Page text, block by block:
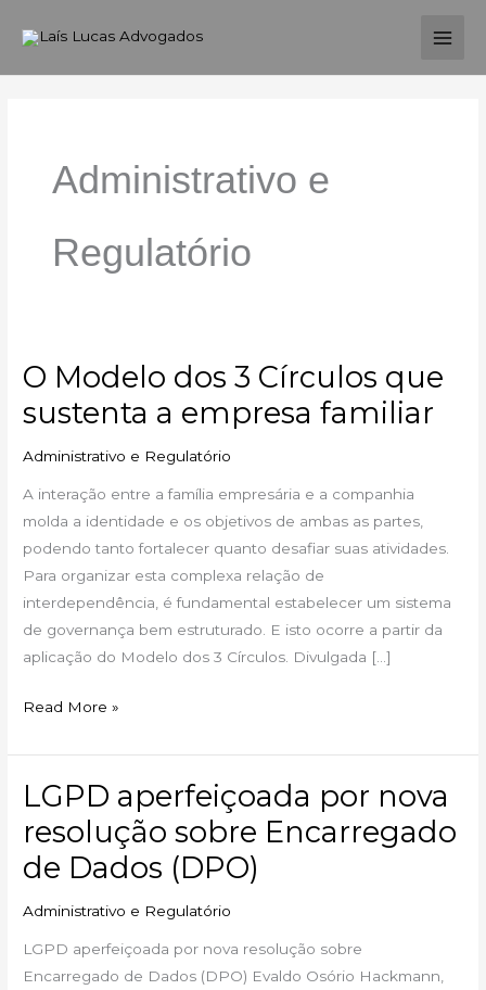
para
Administrativo e
Regulatório
O Modelo dos 3 Círculos que
sustenta a empresa familiar
Administrativo e Regulatório
A interação entre a família empresária e a companhia
molda a identidade e os objetivos de ambas as partes,
podendo tanto fortalecer quanto desafiar suas atividades.
Para organizar esta complexa relação de
interdependência, é fundamental estabelecer um sistema
de governança bem estruturado. E isto ocorre a partir da
aplicação do Modelo dos 3 Círculos. Divulgada […]
O
dos
3
a
empresa
Read More »
LGPD aperfeiçoada por nova
resolução sobre Encarregado
de Dados (DPO)
Administrativo e Regulatório
LGPD aperfeiçoada por nova resolução sobre
Encarregado de Dados (DPO) Evaldo Osório Hackmann,
LGPD
aperfeiçoada
por
nova
Encarregado
de